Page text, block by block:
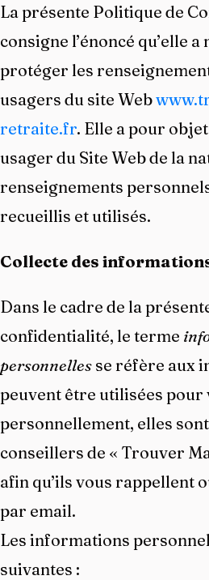
La présente Politique de
consigne l’énoncé qu’elle
protéger les
usagers du site Web
retraite.fr. Elle a pour
usager du Site Web de la
renseignements
recueillis et utilisés.
Collecte des
Dans le cadre de la
confidentialité, le terme
personnelles se réfère aux
peuvent être utilisées
personnellement, elles
conseillers de « Trouver
afin qu’ils vous rappellent
par email.
Les informations
suivantes :